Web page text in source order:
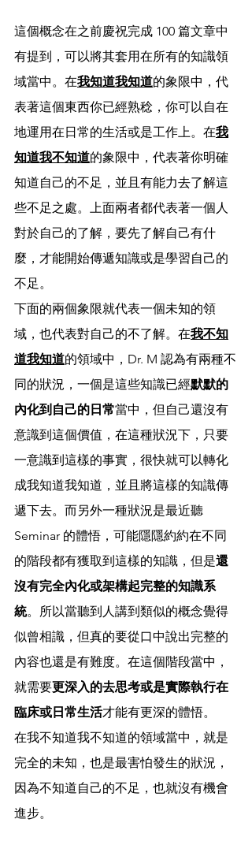
這個概念在之前慶祝完成 100 篇文章中
有提到，可以將其套用在所有的知識領
域當中。在我知道我知道的象限中，代
表著這個東西你已經熟稔，你可以自在
地運用在日常的生活或是工作上。在我
知道我不知道的象限中，代表著你明確
知道自己的不足，並且有能力去了解這
些不足之處。上面兩者都代表著一個人
對於自己的了解，要先了解自己有什
麼，才能開始傳遞知識或是學習自己的
不足。
下面的兩個象限就代表一個未知的領
域，也代表對自己的不了解。在我不知
道我知道的領域中，Dr. M 認為有兩種不
同的狀況，一個是這些知識已經默默的
內化到自己的日常當中，但自己還沒有
意識到這個價值，在這種狀況下，只要
一意識到這樣的事實，很快就可以轉化
成我知道我知道，並且將這樣的知識傳
遞下去。而另外一種狀況是最近聽
Seminar 的體悟，可能隱隱約約在不同
的階段都有獲取到這樣的知識，但是還
沒有完全內化或架構起完整的知識系
統。所以當聽到人講到類似的概念覺得
似曾相識，但真的要從口中說出完整的
內容也還是有難度。在這個階段當中，
就需要更深入的去思考或是實際執行在
臨床或日常生活才能有更深的體悟。
在我不知道我不知道的領域當中，就是
完全的未知，也是最害怕發生的狀況，
因為不知道自己的不足，也就沒有機會
進步。